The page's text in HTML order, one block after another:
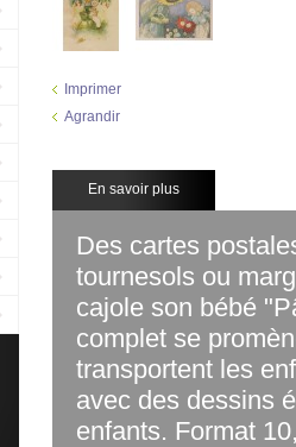
Imprimer
Agrandir
En savoir plus
Des cartes
tournesols ou
cajole son bébé
complet se
transportent les
avec des dessins
enfants. Format